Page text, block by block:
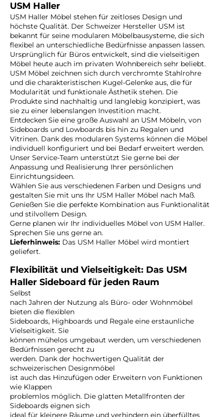
USM Haller
USM Haller Möbel stehen für zeitloses Design und
höchste Qualität. Der Schweizer Hersteller USM ist
bekannt für seine modularen Möbelbausysteme, die sich
flexibel an unterschiedliche Bedürfnisse anpassen lassen.
Ursprünglich für Büros entwickelt, sind die vielseitigen
Möbel heute auch im privaten Wohnbereich sehr beliebt.
USM Möbel zeichnen sich durch verchromte Stahlrohre
und die charakteristischen Kugel-Gelenke aus, die für
Modularität und funktionale Ästhetik stehen. Die
Produkte sind nachhaltig und langlebig konzipiert, was
sie zu einer lebenslangen Investition macht.
Entdecken Sie eine große Auswahl an USM Möbeln, von
Sideboards und Lowboards bis hin zu Regalen und
Vitrinen. Dank des modularen Systems können die Möbel
individuell konfiguriert und bei Bedarf erweitert werden.
Unser Service-Team unterstützt Sie gerne bei der
Anpassung und Realisierung Ihrer persönlichen
Einrichtungsideen.
Wählen Sie aus verschiedenen Farben und Designs und
gestalten Sie mit uns Ihr USM Haller Möbel nach Maß.
Genießen Sie die perfekte Kombination aus Funktionalität
und stilvollem Design.
Gerne planen wir Ihr individuelles Möbel von USM Haller.
Sprechen Sie uns gerne an.
Lieferhinweis: Das USM Haller Möbel wird montiert
geliefert.
Flexibilität und Vielseitigkeit: Das USM
Haller Sideboard für jeden Raum
Selbst
nach Jahren der Nutzung als Büro- oder Wohnmöbel
bieten die flexiblen
Sideboards, Highboards und Regale eine erstaunliche
Vielseitigkeit. Sie
können mühelos umgebaut werden, um verschiedenen
Bedürfnissen gerecht zu
werden. Dank der hochwertigen Qualität der
schweizerischen Designmöbel
ist auch das Hinzufügen oder Erweitern von Funktionen
wie Klappen
problemlos möglich. Die glatten Metallfronten der
Sideboards eignen sich
ideal für kleinere Räume und verhindern ein überfülltes